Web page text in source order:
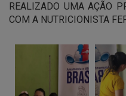
REALIZADO UMA AÇÃO
COM A NUTRICIONISTA